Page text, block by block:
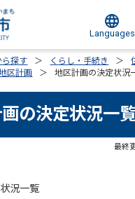
Languages
ら探す くらし・手続き
区計画 地区計画の決定状況
の決定状況一
最終
況一覧